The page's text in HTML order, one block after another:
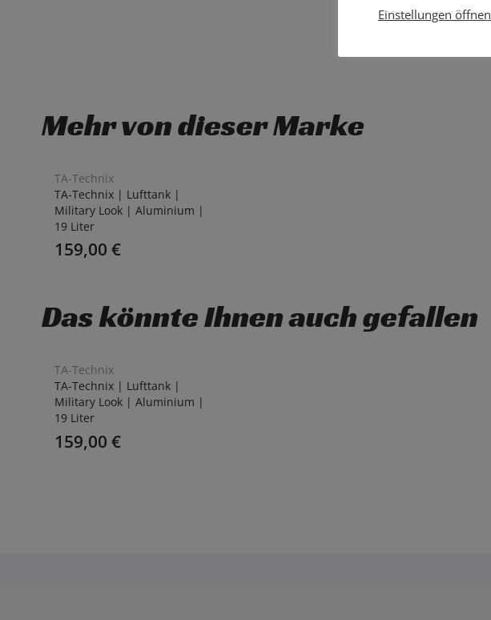
Mehr von dieser Marke
TA-Technix
TA-Technix | Lufttank |
Military Look | Aluminium |
19 Liter
159,00 €
Das könnte Ihnen auch gefallen
TA-Technix
TA-Technix | Lufttank |
Military Look | Aluminium |
19 Liter
159,00 €
Einstellungen öffnen